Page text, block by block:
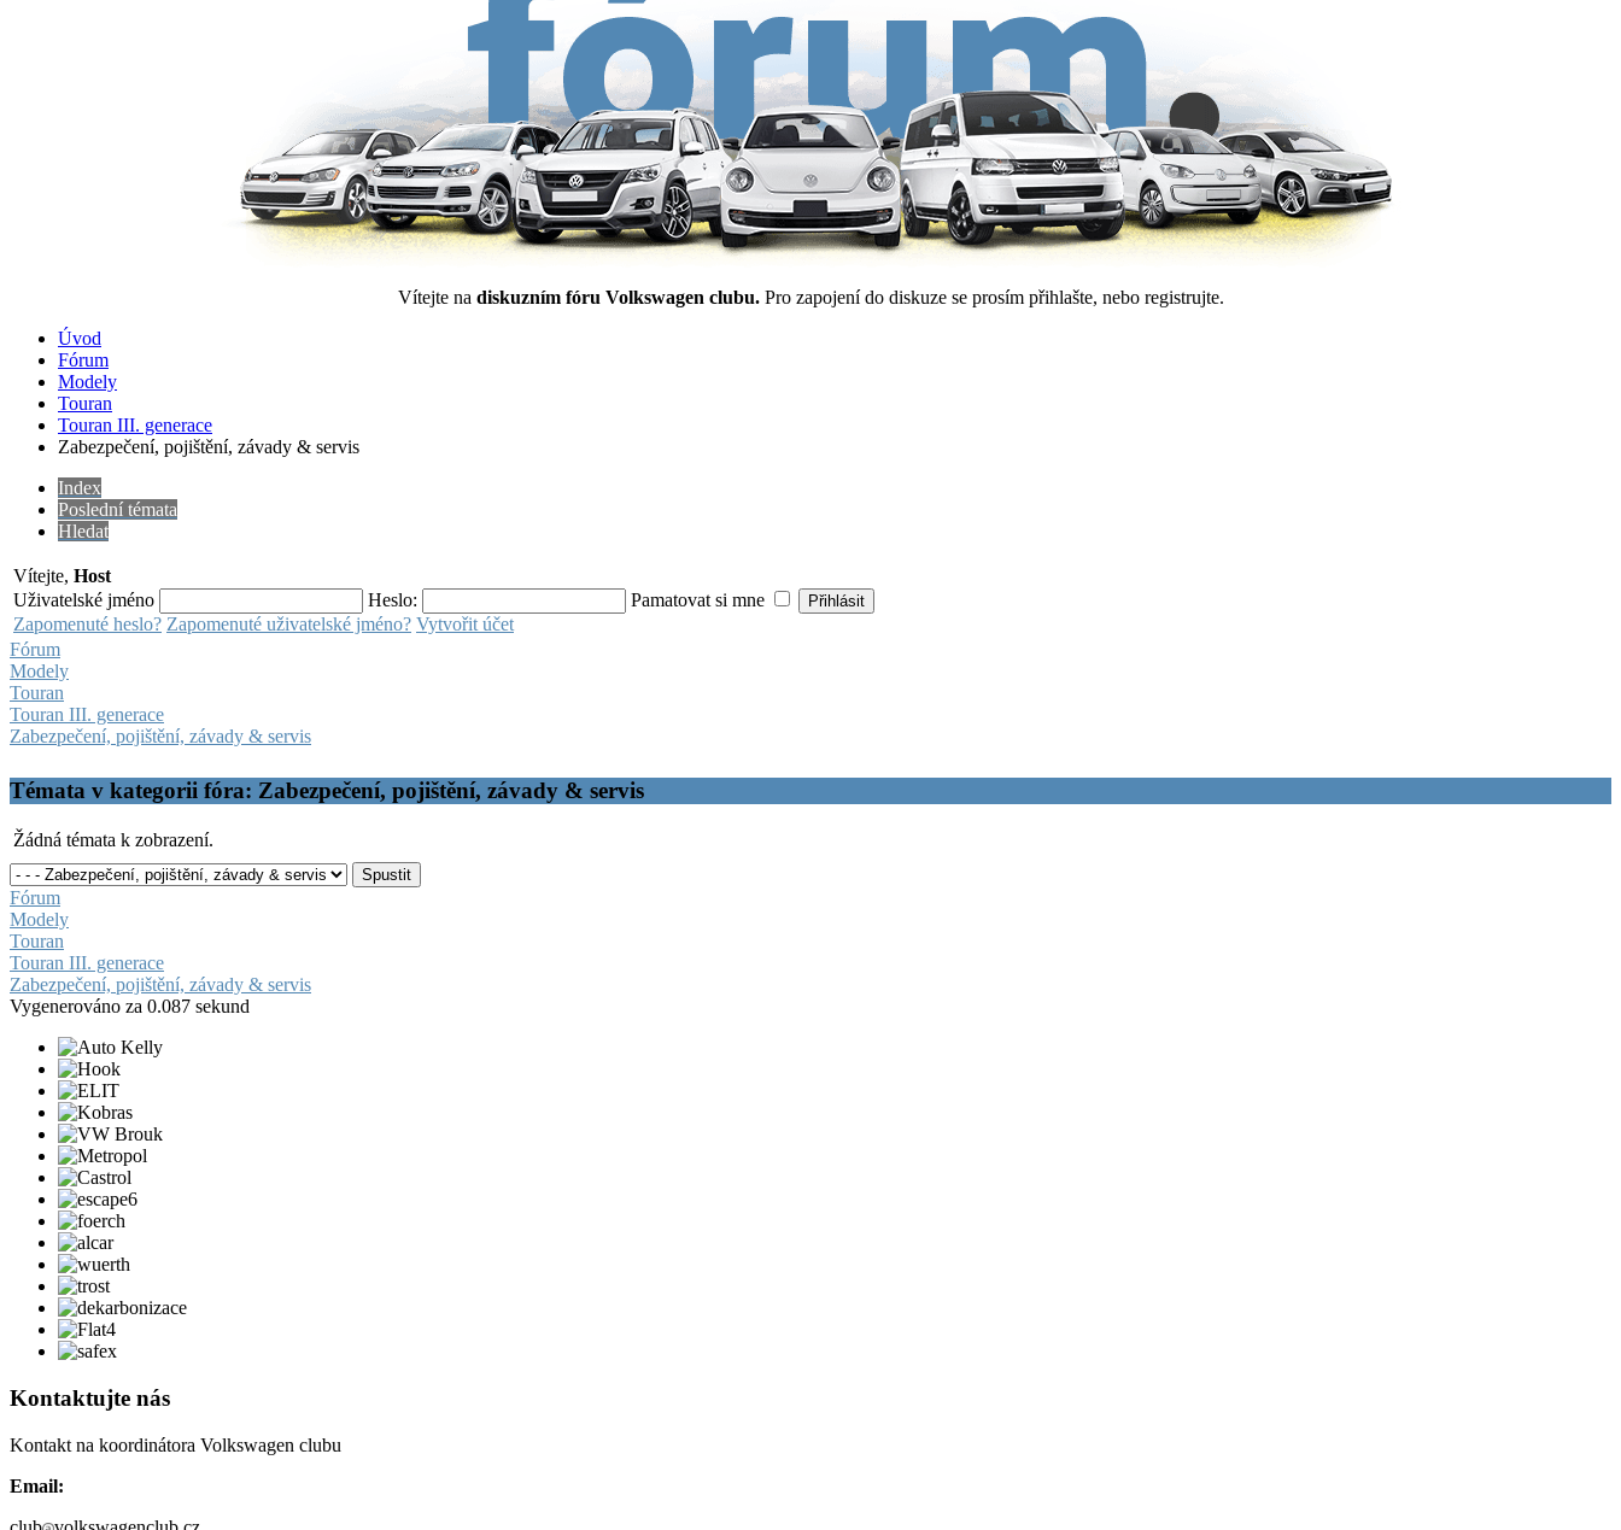
Vítejte na diskuzním fóru Volkswagen clubu. Pro zapojení do diskuze se prosím přihlašte, nebo registrujte.
Úvod
Fórum
Modely
Touran
Touran III. generace
Zabezpečení, pojištění, závady & servis
Index
Poslední témata
Hledat
Vítejte, Host
Uživatelské jméno
Heslo:
Pamatovat si mne
Zapomenuté heslo? Zapomenuté uživatelské jméno? Vytvořit účet
Fórum
Modely
Touran
Touran III. generace
Zabezpečení, pojištění, závady & servis
Témata v kategorii fóra: Zabezpečení, pojištění, závady & servis
Žádná témata k zobrazení.
Fórum
Modely
Touran
Touran III. generace
Zabezpečení, pojištění, závady & servis
Vygenerováno za 0.087 sekund
Kontaktujte nás
Kontakt na koordinátora Volkswagen clubu
Email: